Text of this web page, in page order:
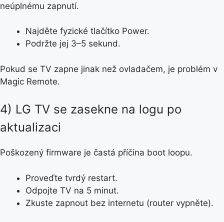
neúplnému zapnutí.
Najděte fyzické tlačítko Power.
Podržte jej 3–5 sekund.
Pokud se TV zapne jinak než ovladačem, je problém v
Magic Remote.
4) LG TV se zasekne na logu po
aktualizaci
Poškozený firmware je častá příčina boot loopu.
Proveďte tvrdý restart.
Odpojte TV na 5 minut.
Zkuste zapnout bez internetu (router vypněte).